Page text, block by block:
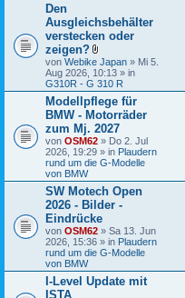
Den
Ausgleichsbehälter
verstecken oder
zeigen?
D
a
t
e
i
a
n
h
a
n
g
von Webike Japan » Mi 5.
Aug 2026, 10:13 » in
G310R - G 310 R
Modellpflege für
BMW - Motorräder
zum Mj. 2027
von OSM62 » Do 2. Jul
2026, 19:29 » in Plaudern
rund um die G-Modelle
von BMW
SW Motech Open
2026 - Bilder -
Eindrücke
von OSM62 » Sa 13. Jun
2026, 15:36 » in Plaudern
rund um die G-Modelle
von BMW
I-Level Update mit
ISTA